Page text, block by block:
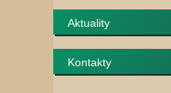
Aktuality
Kontakty